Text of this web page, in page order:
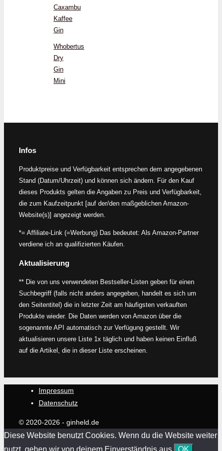
Caxambu
Kaffee
Gin
Whobertus
Dry
Gin
Mini
Infos
Produktpreise und Verfügbarkeit entsprechen dem angegebenen
Stand (Datum/Uhrzeit) und können sich ändern. Für den Kauf
dieses Produkts gelten die Angaben zu Preis und Verfügbarkeit,
die zum Kaufzeitpunkt [auf der/den maßgeblichen Amazon-
Website(s)] angezeigt werden.
*= Affiliate-Link (=Werbung) Das bedeutet: Als Amazon-Partner
verdiene ich an qualifizierten Käufen.
Aktualisierung
** Die von uns verwendeten Bestseller-Listen geben für einen
Suchbegriff (falls nicht anders angegeben, handelt es sich um
den Seitentitel) die in letzter Zeit am häufigsten verkauften
Produkte wieder. Die Daten werden von Amazon über die
sogenannte API automatisch zur Verfügung gestellt. Wir
aktualisieren unsere Liste 1x täglich und haben keinen Einfluß
auf die Artikel, die in dieser Liste erscheinen.
Impressum
Datenschutz
© 2020-2026 - ginheld.de
Diese Website benutzt Cookies. Wenn du die Website weiter